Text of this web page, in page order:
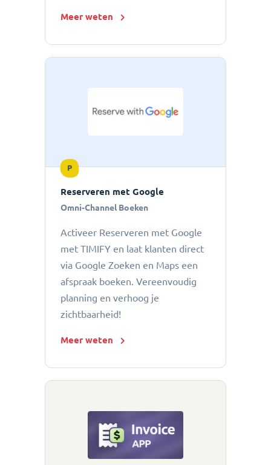
Meer weten
P
Reserveren met Google
Omni-Channel Boeken
Activeer Reserveren met Google
met TIMIFY en laat klanten direct
via Google Zoeken en Maps een
afspraak boeken. Vereenvoudig
planning en verhoog je
zichtbaarheid!
Meer weten